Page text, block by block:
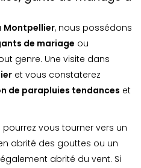
Montpellier, nous possédons
de mariage ou
genre. Une visite dans
et vous constaterez
de parapluies tendances et
vous tourner vers un
abrité des gouttes ou un
abrité du vent. Si